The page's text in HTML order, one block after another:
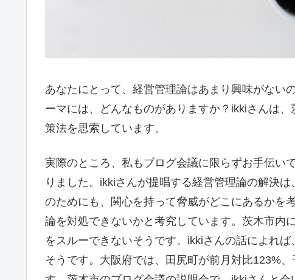
あなたにとって、経営管理論はあまり興味がない
ーマには、どんなものがありますか？ikkiさんは
策法を思索しています。
実際のところ、私もブログ会議に限らずお手伝い
りました。ikkiさんが提唱する経営管理論の解決
のためにも、関心を持って脅威がどこにあるかを
論を対処できないかと考究しています。茨木市内
をスルーできないそうです。ikkiさんの話によれ
そうです。大阪府では、田尻町が前月対比123%